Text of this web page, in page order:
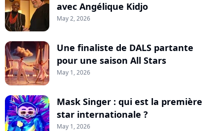
avec Angélique Kidjo
May 2, 2026
Une finaliste de DALS partante
pour une saison All Stars
May 1, 2026
Mask Singer : qui est la première
star internationale ?
May 1, 2026